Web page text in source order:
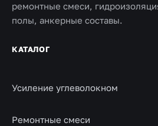
ремонтные смеси,
полы, анкерные составы.
КАТАЛОГ
Усиление углеволокном
Ремонтные смеси